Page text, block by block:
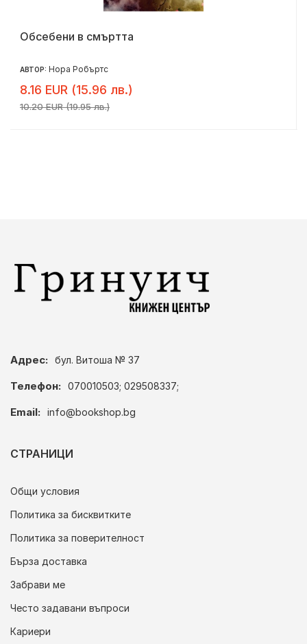
Обсебени в смъртта
АВТОР: Нора Робъртс
8.16 EUR (15.96 лв.)
10.20 EUR (19.95 лв.)
Адрес: бул. Витоша № 37
Телефон: 070010503; 029508337;
Email: info@bookshop.bg
СТРАНИЦИ
Общи условия
Политика за бисквитките
Политика за поверителност
Бърза доставка
Забрави ме
Често задавани въпроси
Кариери